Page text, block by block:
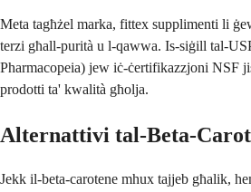
Meta tagħżel marka, fittex supplimenti li
terzi għall-purità u l-qawwa. Is-siġill tal-
Pharmacopeia) jew iċ-ċertifikazzjoni NSF
prodotti ta' kwalità għolja.
Alternattivi tal-Beta-
Jekk il-beta-carotene mhux tajjeb għalik,